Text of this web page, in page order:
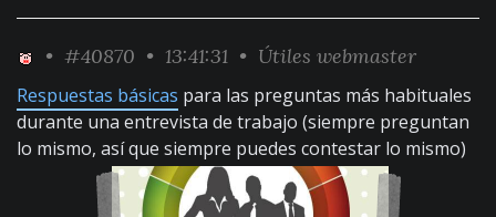
• #40870 • 13:41:31 • Útiles webmaster
Respuestas básicas para las preguntas más habituales
durante una entrevista de trabajo (siempre preguntan
lo mismo, así que siempre puedes contestar lo mismo)